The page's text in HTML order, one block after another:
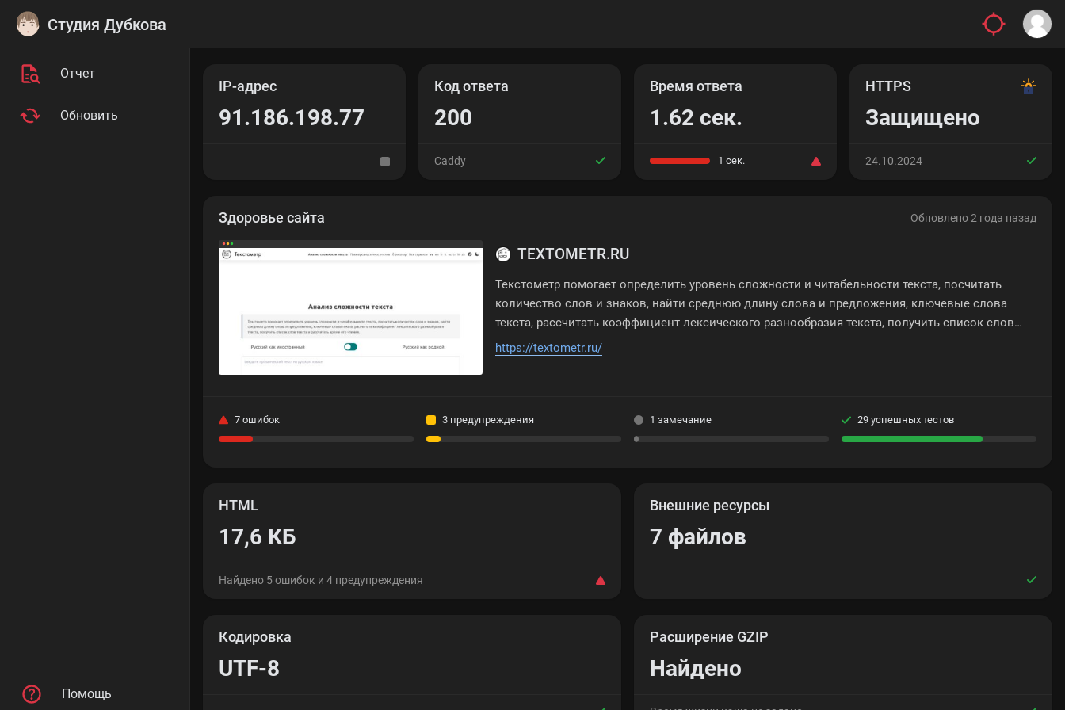
Студия Дубкова
Отчет
Обновить
Помощь
IP-адрес
91.186.198.77
Код ответа
200
Caddy
Время ответа
1.62 сек.
1 сек.
HTTPS
Защищено
24.10.2024
Здоровье сайта Обновлено 2 года назад
TEXTOMETR.RU
Текстометр помогает определить уровень сложности и читабельности текста, посчитать
количество слов и знаков, найти среднюю длину слова и предложения, ключевые слова
текста, рассчитать коэффициент лексического разнообразия текста, получить список слов
текста и рассчитать время его чтения.
https://textometr.ru/
7 ошибок 3 предупреждения 1 замечание 29 успешных тестов
HTML
17,6 КБ
Найдено 5 ошибок и 4 предупреждения
Внешние ресурсы
7 файлов
Кодировка
UTF-8
Расширение GZIP
Найдено